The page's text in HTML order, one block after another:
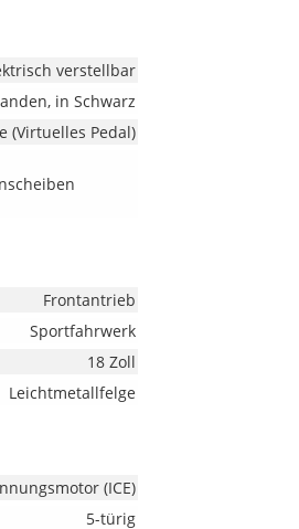
verstellbar
in Schwarz
(Virtuelles Pedal)
Frontantrieb
Sportfahrwerk
18 Zoll
Leichtmetallfelge
(ICE)
5-türig